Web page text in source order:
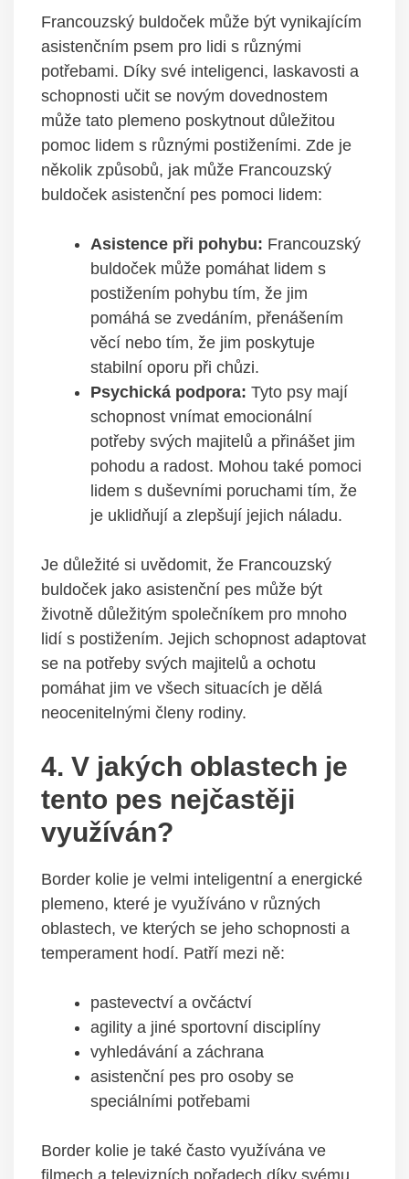
Francouzský buldoček může být vynikajícím
asistenčním psem pro lidi s různými
potřebami. Díky své inteligenci, laskavosti a
schopnosti učit se novým dovednostem
může tato plemeno poskytnout důležitou
pomoc lidem s různými postiženími. Zde je
několik způsobů, jak může Francouzský
buldoček asistenční pes pomoci lidem:
Asistence při pohybu: Francouzský
buldoček může pomáhat lidem s
postižením pohybu tím, že jim
pomáhá se zvedáním, přenášením
věcí nebo tím, že jim poskytuje
stabilní oporu při chůzi.
Psychická podpora: Tyto psy mají
schopnost vnímat emocionální
potřeby svých majitelů a přinášet jim
pohodu a radost. Mohou také pomoci
lidem s duševními poruchami tím, že
je uklidňují a zlepšují jejich náladu.
Je důležité si uvědomit, že Francouzský
buldoček jako asistenční pes může být
životně důležitým společníkem pro mnoho
lidí s postižením. Jejich schopnost adaptovat
se na potřeby svých majitelů a ochotu
pomáhat jim ve všech situacích je dělá
neocenitelnými členy rodiny.
4. V jakých oblastech je
tento pes nejčastěji
využíván?
Border kolie je velmi inteligentní a energické
plemeno, které je využíváno v různých
oblastech, ve kterých se jeho schopnosti a
temperament hodí. Patří mezi ně:
pastevectví a ovčáctví
agility a jiné sportovní disciplíny
vyhledávání a záchrana
asistenční pes pro osoby se
speciálními potřebami
Border kolie je také často využívána ve